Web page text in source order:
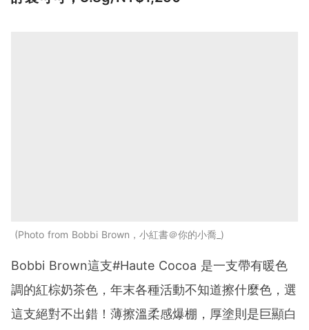
Photo from Bobbi Brown，小紅書＠你的小喬_
Bobbi Brown這支#Haute Cocoa 是一支帶有暖色
調的紅棕奶茶色，年末各種活動不知道擦什麼色，選
這支絕對不出錯！薄擦溫柔感爆棚，厚塗則是巨顯白